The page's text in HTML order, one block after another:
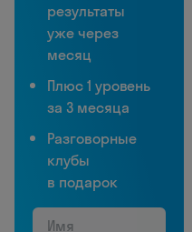
результаты
уже через
месяц
Плюс 1 уровень
за 3 месяца
Разговорные
клубы
в подарок